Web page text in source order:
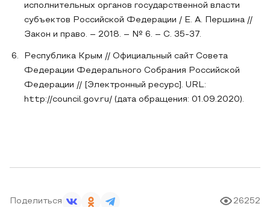
исполнительных органов государственной власти
субъектов Российской Федерации / Е. А. Першина //
Закон и право. – 2018. – № 6. – С. 35-37.
Республика Крым // Официальный сайт Совета
Федерации Федерального Собрания Российской
Федерации // [Электронный ресурс]. URL:
http://council.gov.ru/ (дата обращения: 01.09.2020).
Поделиться 26252